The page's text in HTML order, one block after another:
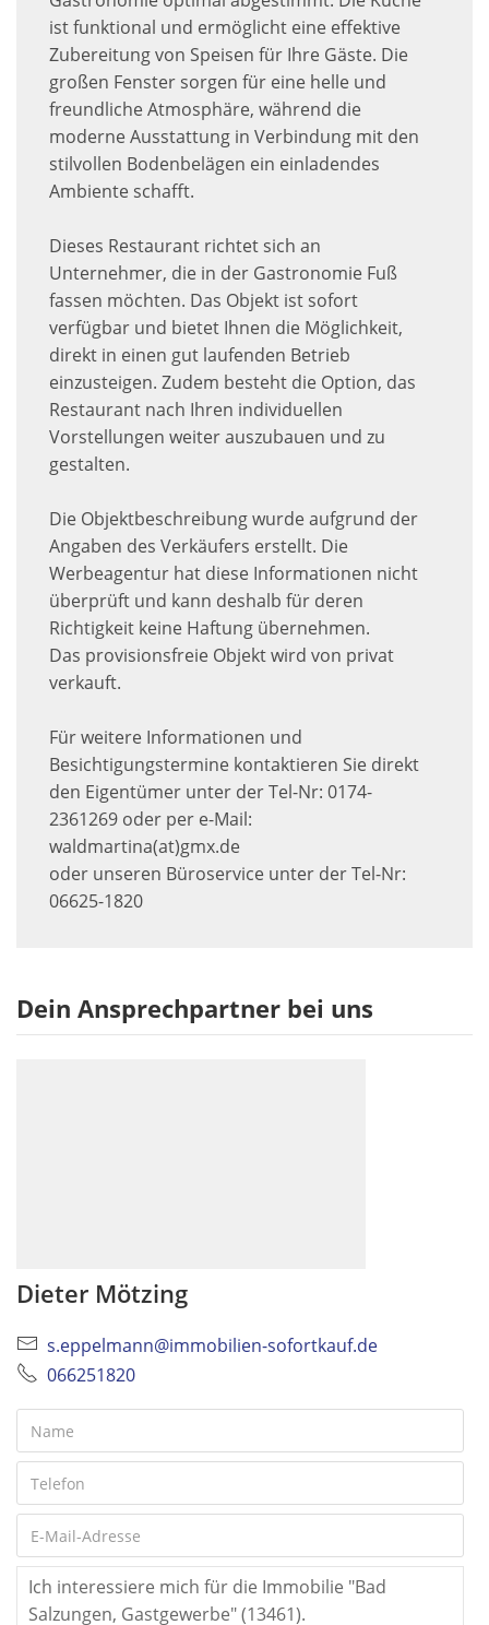
ist funktional und ermöglicht eine effektive
Zubereitung von Speisen für Ihre Gäste. Die
großen Fenster sorgen für eine helle und
freundliche Atmosphäre, während die
moderne Ausstattung in Verbindung mit den
stilvollen Bodenbelägen ein einladendes
Ambiente schafft.
Dieses Restaurant richtet sich an
Unternehmer, die in der Gastronomie Fuß
fassen möchten. Das Objekt ist sofort
verfügbar und bietet Ihnen die Möglichkeit,
direkt in einen gut laufenden Betrieb
einzusteigen. Zudem besteht die Option, das
Restaurant nach Ihren individuellen
Vorstellungen weiter auszubauen und zu
gestalten.
Die Objektbeschreibung wurde aufgrund der
Angaben des Verkäufers erstellt. Die
Werbeagentur hat diese Informationen nicht
überprüft und kann deshalb für deren
Richtigkeit keine Haftung übernehmen.
Das provisionsfreie Objekt wird von privat
verkauft.
Für weitere Informationen und
Besichtigungstermine kontaktieren Sie direkt
den Eigentümer unter der Tel-Nr: 0174-
2361269 oder per e-Mail:
waldmartina(at)gmx.de
oder unseren Büroservice unter der Tel-Nr:
06625-1820
Dein Ansprechpartner bei uns
Dieter Mötzing
s.eppelmann@immobilien-sofortkauf.de
066251820